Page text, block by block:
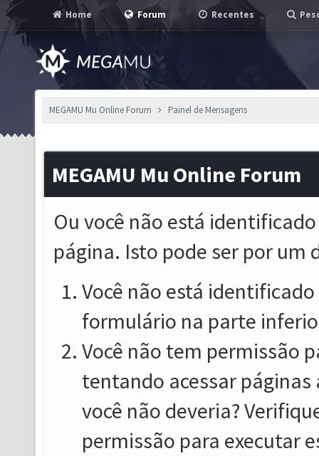
Home Forum Recentes
MEGAMU Mu Online Forum Painel de Mensagens
MEGAMU Mu Online Forum
Ou você não está
página. Isto pode ser por um
Você não está
formulário na parte
Você não tem permissão
tentando acessar
você não deveria?
permissão para executar